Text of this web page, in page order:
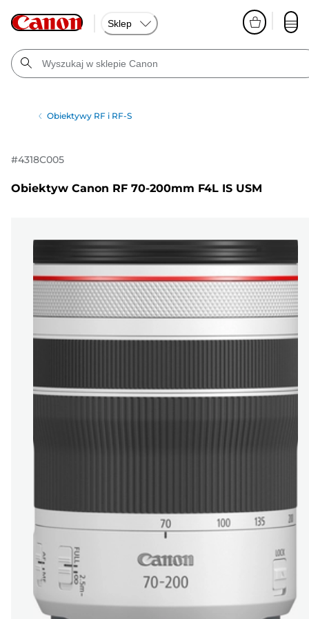
Sklep
Obiektywy RF i RF-S
#4318C005
Obiektyw Canon RF 70-200mm F4L IS USM